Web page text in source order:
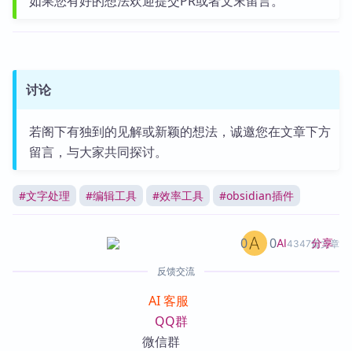
讨论
若阁下有独到的见解或新颖的想法，诚邀您在文章下方
留言，与大家共同探讨。
#文字处理 #编辑工具 #效率工具 #obsidian插件
AI4347篇文章
0 0 分享
反馈交流
AI 客服
QQ群
微信群